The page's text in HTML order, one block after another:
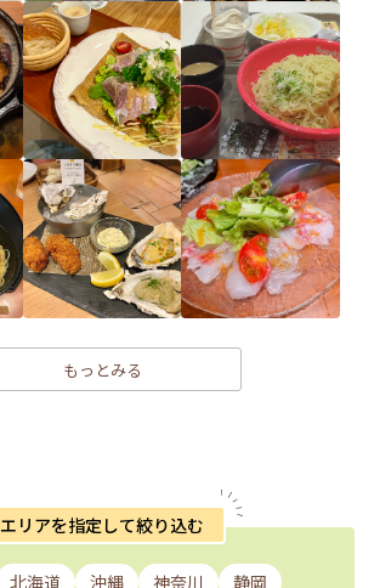
もっとみる
エリアを指定して絞り込む
北海道 沖縄 神奈川 静岡